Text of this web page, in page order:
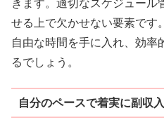
きます。適切なスケジュール
せる上で欠かせない要素です
自由な時間を手に入れ、効率
るでしょう。
自分のペースで着実に副収